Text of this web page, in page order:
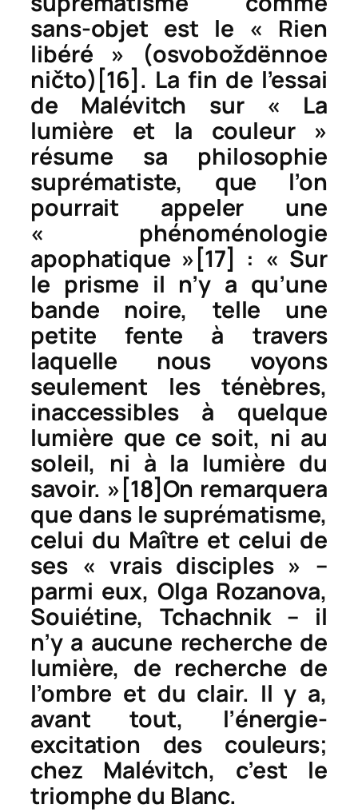
sans-objet est le « Rien
libéré » (osvoboždënnoe
ničto) [16] . La fin de l’essai
de Malévitch sur « La
lumière et la couleur »
résume sa philosophie
suprématiste, que l’on
pourrait appeler une
« phénoménologie
apophatique » [17] : « Sur
le prisme il n’y a qu’une
bande noire, telle une
petite fente à travers
laquelle nous voyons
seulement les ténèbres,
inaccessibles à quelque
lumière que ce soit, ni au
soleil, ni à la lumière du
savoir. » [18]On remarquera
que dans le suprématisme,
celui du Maître et celui de
ses « vrais disciples » –
parmi eux, Olga Rozanova,
Souiétine, Tchachnik – il
n’y a aucune recherche de
lumière, de recherche de
l’ombre et du clair. Il y a,
avant tout, l’énergie-
excitation des couleurs;
chez Malévitch, c’est le
triomphe du Blanc.